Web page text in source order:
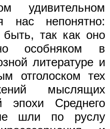
удивительном
нас непонятно:
так как оно
особняком в
литературе и
отголоском тех
мыслящих
эпохи Среднего
шли по руслу